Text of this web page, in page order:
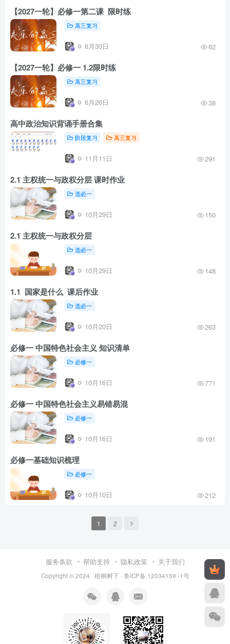
【2027一轮】必修一第二课 限时练
高三复习
6月30日 62
【2027一轮】必修一 1.2限时练
高三复习
6月26日 38
高中政治知识背诵手册合集
阶段复习 高三复习
11月11日 291
2.1 主权统一与政权分层 课时作业
选必一
10月29日 150
2.1 主权统一与政权分层
选必一
10月29日 148
1.1 国家是什么 课后作业
选必一
10月20日 263
必修一 中国特色社会主义 知识清单
必修一
10月16日 771
必修一 中国特色社会主义易错易混
必修一
10月16日 191
必修一基础知识梳理
必修一
10月10日 212
1 2
服务条款 帮助支持 隐私政策 关于我们
Copyright © 2024 · 梧桐树下· 鲁ICP备 12034159 -1号